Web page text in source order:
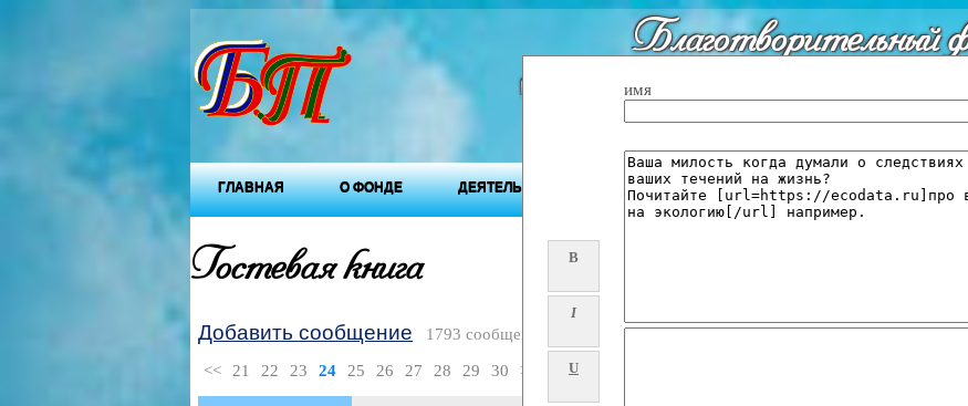
Благотворительный
"Будущее
ГЛАВНАЯ О ФОНДЕ ДЕЯТЕЛЬНОСТЬ ФОНДА ПРИДНЕСТРОВЬЕ ПРЕСС-ЦЕНТР
Гостевая книга B
I
U
имя
Добавить сообщение 1793 сообщений
<< 21 22 23 24 25 26 27 28 29 30 >>